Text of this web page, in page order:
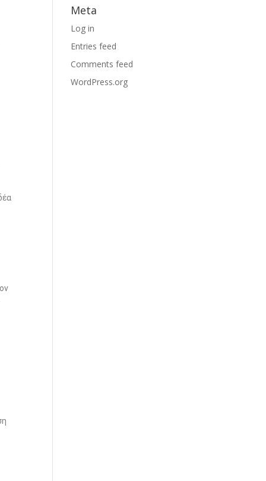
Meta
Log in
Entries feed
Comments feed
WordPress.org